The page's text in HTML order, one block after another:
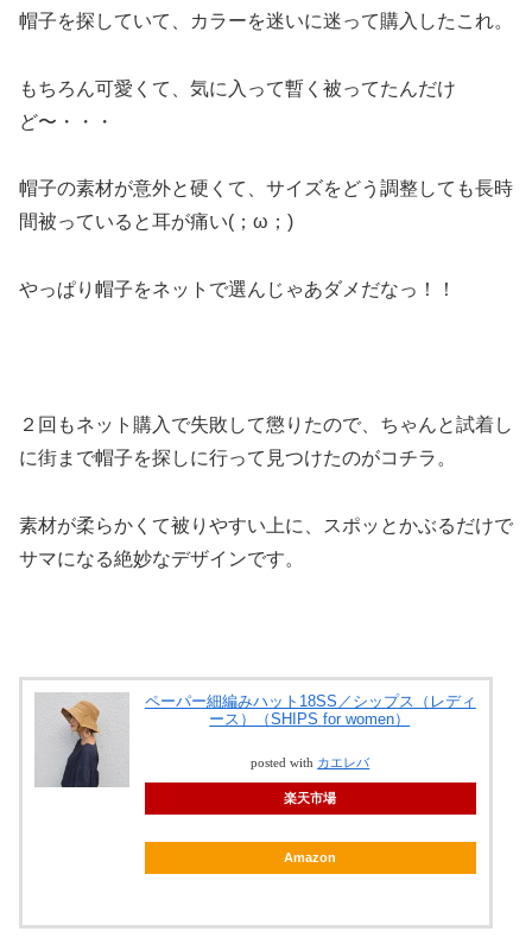
帽子を探していて、カラーを迷いに迷って購入したこれ。
もちろん可愛くて、気に入って暫く被ってたんだけ
ど〜・・・
帽子の素材が意外と硬くて、サイズをどう調整しても長時
間被っていると耳が痛い(；ω；)
やっぱり帽子をネットで選んじゃあダメだなっ！！
２回もネット購入で失敗して懲りたので、ちゃんと試着し
に街まで帽子を探しに行って見つけたのがコチラ。
素材が柔らかくて被りやすい上に、スポッとかぶるだけで
サマになる絶妙なデザインです。
ペーパー細編みハット18SS／シップス（レディ
ース）（SHIPS for women）
posted with カエレバ
楽天市場
Amazon